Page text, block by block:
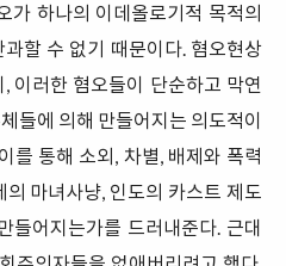
가 하나의 이데올로기적 목적의
할 수 없기 때문이다. 혐오현상
이러한 혐오들이 단순하고 막연
들에 의해 만들어지는 의도적이
를 통해 소외, 차별, 배제와 폭력
마녀사냥, 인도의 카스트 제도
들어지는가를 드러내준다. 근대